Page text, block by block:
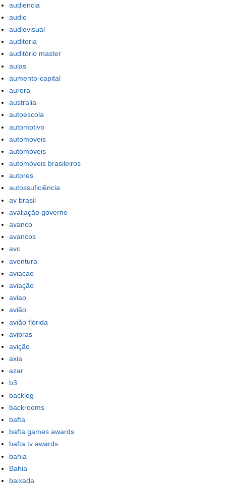
audiencia
audio
audiovisual
auditoria
auditório master
aulas
aumento-capital
aurora
australia
autoescola
automotivo
automoveis
automóveis
automóveis brasileiros
autores
autossuficiência
av brasil
avaliação governo
avanco
avancos
avc
aventura
aviacao
aviação
aviao
avião
avião flórida
avibras
avição
axia
azar
b3
backlog
backrooms
bafta
bafta games awards
bafta tv awards
bahia
Bahia
baixada